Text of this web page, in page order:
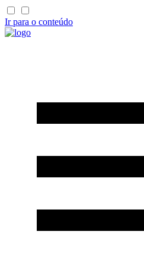
Ir para o conteúdo